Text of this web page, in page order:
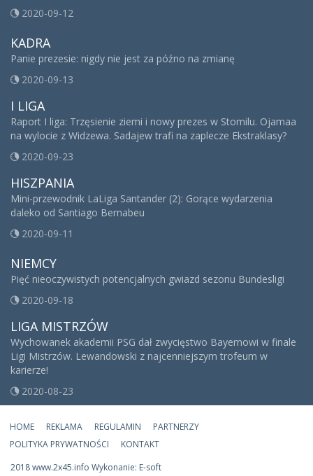
2020-09-12
KADRA
Panie prezesie: nigdy nie jest za późno na zmianę
2020-09-13
I LIGA
Raport I liga: Trzęsienie ziemi i nowy prezes w Stomilu. Ojamaa
na wylocie z Widzewa. Sadajew trafi na zaplecze Ekstraklasy?
2020-09-23
HISZPANIA
Mini-przewodnik LaLiga Santander (2): Gorące wydarzenia
daleko od Santiago Bernabeu
2020-09-11
NIEMCY
Pięć nieoczywistych potencjalnych gwiazd sezonu Bundesligi
2020-09-18
LIGA MISTRZÓW
Wychowanek akademii PSG dał zwycięstwo Bayernowi w finale
Ligi Mistrzów. Lewandowski z najcenniejszym trofeum w
karierze!
2020-08-23
HOME REKLAMA REGULAMIN
PARTNERZY
POLITYKA PRYWATNOŚCI
KONTAKT
2018 www.2x45.info Wykonanie: E-soft